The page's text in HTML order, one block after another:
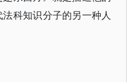
科知识分子的另一种人